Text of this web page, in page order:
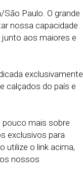
Paulo. O grande
nossa capacidade
aos maiores e
exclusivamente
calçados do país e
mais sobre
exclusivos para
utilize o link acima,
nossos